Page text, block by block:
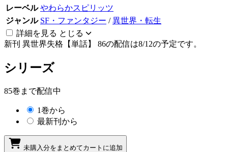
レーベル やわらかスピリッツ
ジャンル SF・ファンタジー /異世界・転生
詳細を見る とじる
新刊 異世界失格【単話】 86の配信は8/12の予定です。
シリーズ
85巻まで配信中
1巻から
最新刊から
未購入分をまとめてカートに追加